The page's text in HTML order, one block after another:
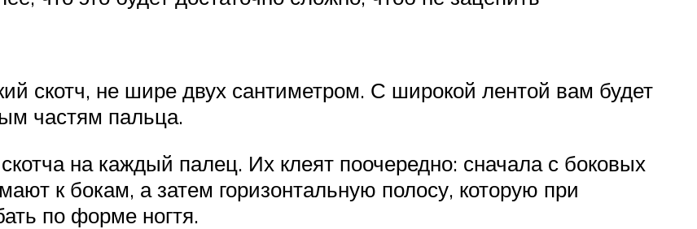
скотч, не шире двух сантиметром. С широкой лентой вам будет
частям пальца.
на каждый палец. Их клеят поочередно: сначала с боковых
к бокам, а затем горизонтальную полосу, которую при
по форме ногтя.